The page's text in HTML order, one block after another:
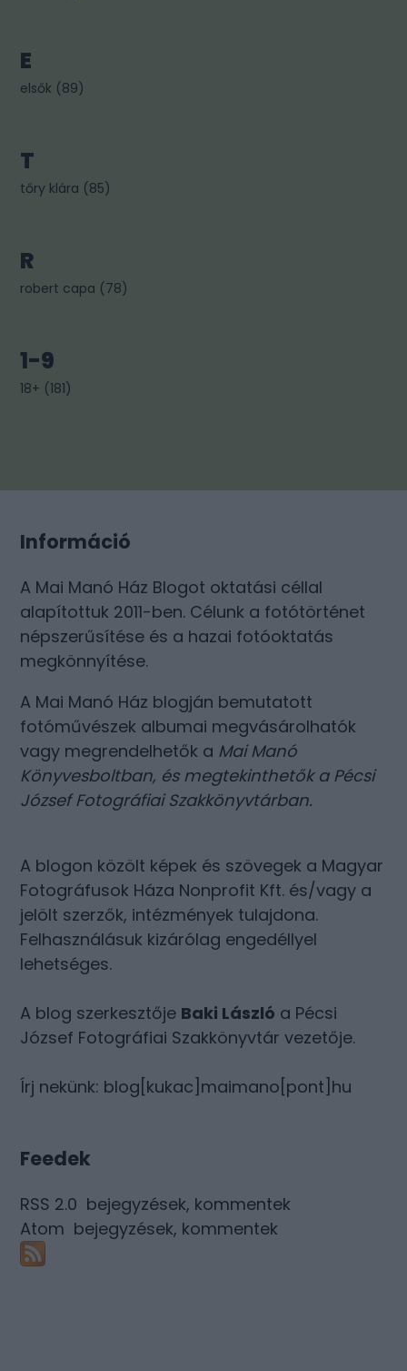
E
elsők (89)
T
tőry klára (85)
R
robert capa (78)
1-9
18+ (181)
Információ
A Mai Manó Ház Blogot oktatási céllal
alapítottuk 2011-ben. Célunk a fotótörténet
népszerűsítése és a hazai fotóoktatás
megkönnyítése.
A Mai Manó Ház blogján bemutatott
fotóművészek albumai megvásárolhatók
vagy megrendelhetők a Mai Manó
Könyvesboltban, és megtekinthetők a Pécsi
József Fotográfiai Szakkönyvtárban.
A blogon közölt képek és szövegek a Magyar
Fotográfusok Háza Nonprofit Kft. és/vagy a
jelölt szerzők, intézmények tulajdona.
Felhasználásuk kizárólag engedéllyel
lehetséges.
A blog szerkesztője Baki László a Pécsi
József Fotográfiai Szakkönyvtár vezetője.
Írj nekünk: blog[kukac]maimano[pont]hu
Feedek
RSS 2.0 bejegyzések, kommentek
Atom bejegyzések, kommentek